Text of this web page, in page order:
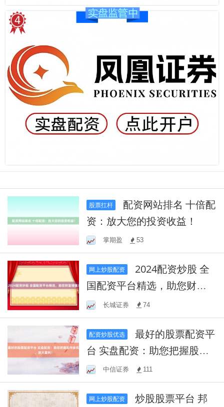
股票扛杆
资：放大您的投资收益！
掌期盈 53
网上炒股配资
国配资平台精选，助您财富
增值！长城证券 74
配资炒股优选
最好的股票配资平
台 实盘配资：助您把握股市
良机，放大盈利！
中信证券 111
网上炒股配资
炒股股票平台 邦